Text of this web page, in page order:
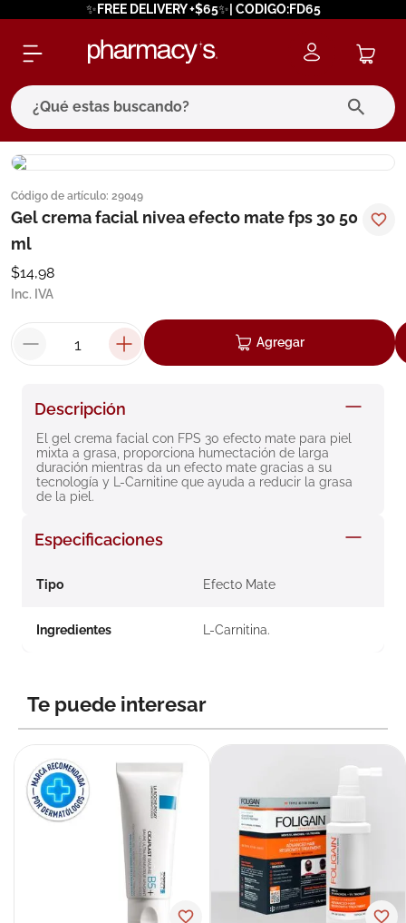
✨FREE DELIVERY +$65✨| CODIGO:FD65
¿Qué estas buscando?
Código de artículo: 29049
Gel crema facial nivea efecto mate fps 30 50
ml
$14,98
Inc. IVA
Agregar
Descripción
El gel crema facial con FPS 30 efecto mate para piel
mixta a grasa, proporciona humectación de larga
duración mientras da un efecto mate gracias a su
tecnología y L-Carnitine que ayuda a reducir la grasa
de la piel.
Especificaciones
Tipo Efecto Mate
Ingredientes L-Carnitina.
Te puede interesar
términos más buscados
1. eucerin
3.
4.
5. cerave
roche posay
9. megacistin
10.pañales